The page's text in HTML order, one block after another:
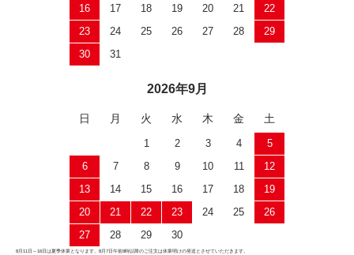
16
17 18 19 20 21
22
23
24 25 26 27 28
29
30
31
2026年9月
日 月 火 水 木 金 土
1 2 3 4
5
6
7 8 9 10 11
12
13
14 15 16 17 18
19
20
21 22 23 24 25
26
27
28 29 30
8月11日～16日は夏季休業となります。8月7日午前8時以降のご注文は休業明けの発送とさせていただきます。